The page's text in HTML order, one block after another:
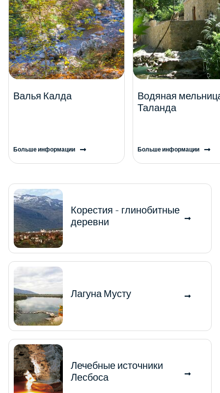
Валья Калда
Больше информации
Водяная
Таланда
Больше информации
Корестия - глинобитные
деревни
Лагуна Мусту
Лечебные источники
Лесбоса